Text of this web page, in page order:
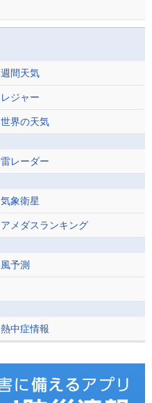
週間天気
レジャー
世界の天気
雷レーダー
気象衛星
アメダスランキング
風予測
熱中症情報